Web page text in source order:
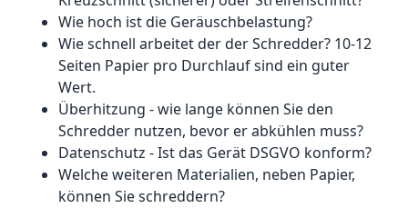
Wie hoch ist die Geräuschbelastung?
Wie schnell arbeitet der der Schredder? 10-12
Seiten Papier pro Durchlauf sind ein guter
Wert.
Überhitzung - wie lange können Sie den
Schredder nutzen, bevor er abkühlen muss?
Datenschutz - Ist das Gerät DSGVO konform?
Welche weiteren Materialien, neben Papier,
können Sie schreddern?